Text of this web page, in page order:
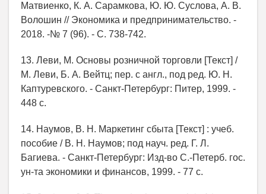
Матвиенко, К. А. Сарамкова, Ю. Ю. Суслова, А. В.
Волошин // Экономика и предпринимательство. -
2018. -№ 7 (96). - С. 738-742.
13. Леви, М. Основы розничной торговли [Текст] /
М. Леви, Б. А. Вейтц; пер. с англ., под ред. Ю. Н.
Каптуревского. - Санкт-Петербург: Питер, 1999. -
448 с.
14. Наумов, В. Н. Маркетинг сбыта [Текст] : учеб.
пособие / В. Н. Наумов; под науч. ред. Г. Л.
Багиева. - Санкт-Петербург: Изд-во C.-Петерб. гос.
ун-та экономики и финансов, 1999. - 77 с.